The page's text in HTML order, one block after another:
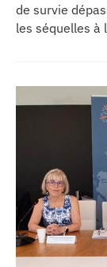
de survie
les séquelles à
l’Oncopole
lancent
dédié aux